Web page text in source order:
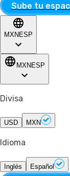
Sube tu
MXN ESP
MXN ESP
Divisa
USD MXN
Idioma
Inglés Español